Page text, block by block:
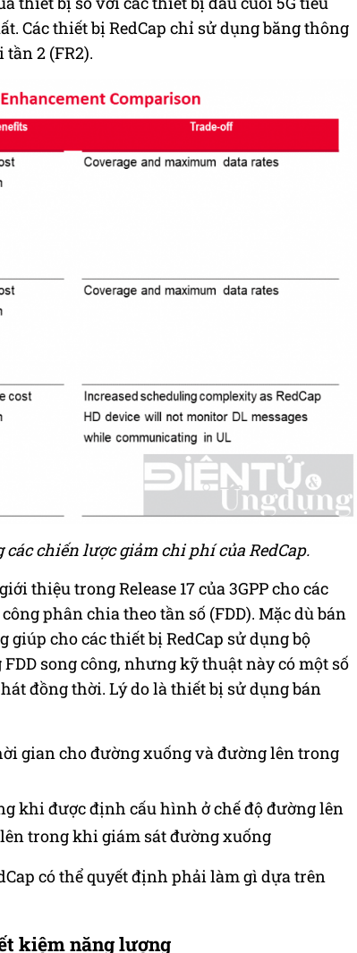
Các thiết bị RedCap chỉ sử dụng băng thông
tần 2 (FR2).
chiến lược giảm chi phí của RedCap.
thiệu trongRelease 17 của 3GPP cho các
phân chia theo tần số (FDD). Mặc dù bán
giúp cho các thiết bị RedCap sử dụng bộ
song công, nhưng kỹ thuật này có một số
đồng thời. Lý do là thiết bị sử dụng bán
gian cho đường xuống và đường lên trong
khi được định cấu hình ở chế độ đường lên
trong khi giám sát đường xuống
có thể quyết định phải làm gì dựa trên
kiệm năng lượng